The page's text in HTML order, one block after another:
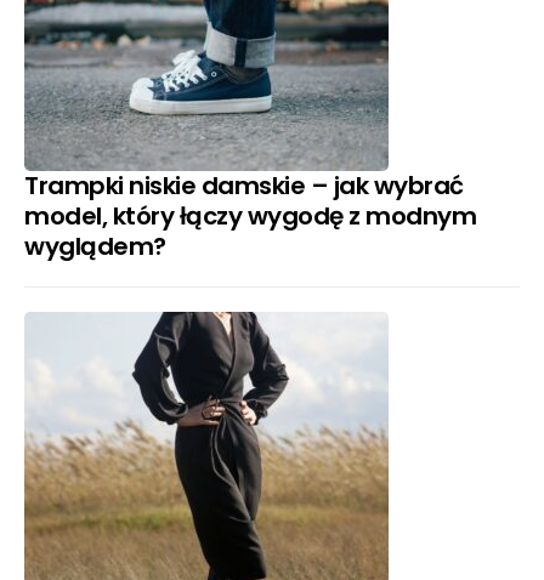
Trampki niskie damskie – jak wybrać
model, który łączy wygodę z modnym
wyglądem?